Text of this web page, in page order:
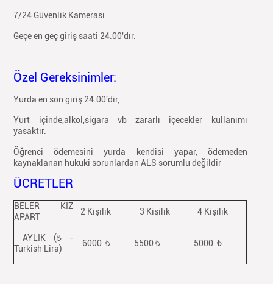
7/24 Güvenlik Kamerası
Geçe en geç giriş saati 24.00'dır.
Özel Gereksinimler:
Yurda en son giriş 24.00'dir,
Yurt içinde,alkol,sigara vb zararlı içecekler kullanımı
yasaktır.
Öğrenci ödemesini yurda kendisi yapar, ödemeden
kaynaklanan hukuki sorunlardan ALS sorumlu değildir
ÜCRETLER
BELER KIZ
APART
2 Kişilik 3 Kişilik 4 Kişilik
AYLIK (₺ -
Turkish Lira)
6000 ₺ 5500 ₺ 5000 ₺